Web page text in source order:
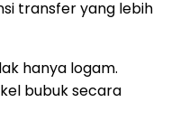
transfer yang lebih
hanya logam.
bubuk secara